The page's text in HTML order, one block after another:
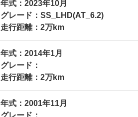
年式：2023年10月
グレード：SS_LHD(AT_6.2)
走行距離：2万km
年式：2014年1月
グレード：
走行距離：2万km
年式：2001年11月